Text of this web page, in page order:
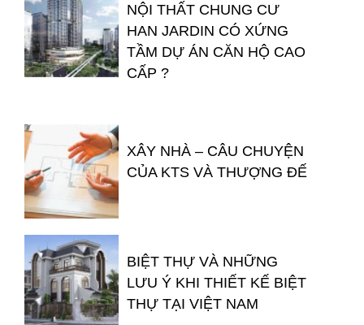
NỘI THẤT CHUNG CƯ
HAN JARDIN CÓ XỨNG
TẦM DỰ ÁN CĂN HỘ CAO
CẤP ?
XÂY NHÀ – CÂU CHUYỆN
CỦA KTS VÀ THƯỢNG ĐẾ
BIỆT THỰ VÀ NHỮNG
LƯU Ý KHI THIẾT KẾ BIỆT
THỰ TẠI VIỆT NAM